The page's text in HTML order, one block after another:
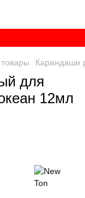
Карандаши
для
12мл